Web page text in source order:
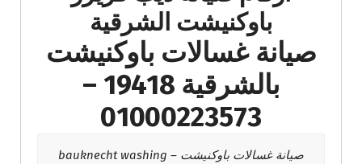
باوكنيشت الشرقية
صيانة غسالات باوكنيشت
بالشرقية 19418 –
01000223573
صيانة غسالات باوكنيشت – bauknecht washing